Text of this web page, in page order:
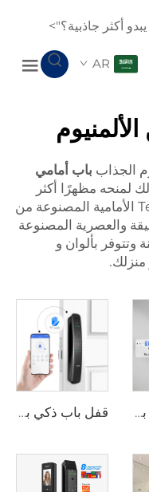
أكثر جاذبية؟">
AR
الجذاب باب أمامي
لمنحه مظهرًا أكثر
حداثة؟ إلقي نظرة على أبواب Tenon الأمامية المصنوعة من
والعصرية المصنوعة
وتتوفر بألوان و
قفل باب ذكي بالمفتاح البيومتري مع واي فاي وبطاقة شبكة RFID + مفتاح ميكانيكي + بطاقة A2 قفل باب ذكي بتعرف ثلاثي الأبعاد على الوجه مع جرس ذكي تلقائي لباب Tenon A9X